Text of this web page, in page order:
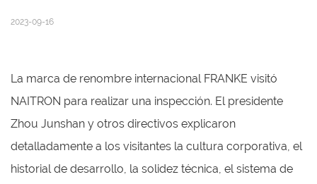
2023-09-16
La marca de renombre internacional FRANKE visitó
NAITRON para realizar una inspección. El presidente
Zhou Junshan y otros directivos explicaron
detalladamente a los visitantes la cultura corporativa, el
historial de desarrollo, la solidez técnica, el sistema de